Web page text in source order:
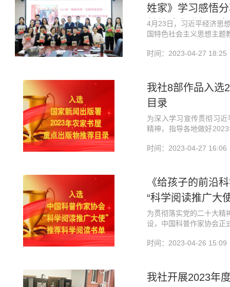
育、财商教育、性教育
一个育儿场景，书中都
案。让父母学会把理论真
知行合一。
这本书还有一个非常实
通传媒的专业播音员匠
值得一提的是，本书译
获“当当第九届影响力作
及工作的重要指示精神，
实施创新驱动发展战略，
2022年度全国优秀科普
姓家》学习感悟
并就该书进行分享
4月23日，习近平经济思
国特色社会主义思想主题
辑、本书责任编辑廖晶晶
共享创作心得，让编者读
中国妇女出版社廖晶晶
出版的过程。她结合书中
近平总书记亲民、爱民
姓家》一书生动展示了人
象解读了习近平新时代中
在场青年深刻感受到这本
时间：2023-04-27 18:25
我社8部作品入选
目录
为深入学习宣传贯彻习
精神，指导各地做好
指南》《有故事的词语
时间：2023-04-27 16:06
《给孩子的前沿
“科学阅读推广大
为贯彻落实党的二十大精
设，中国科普作家协会正
线下科学阅读推广，带动
沿科学课》（作者：高庆
时间：2023-04-26 15:09
我社开展2023年